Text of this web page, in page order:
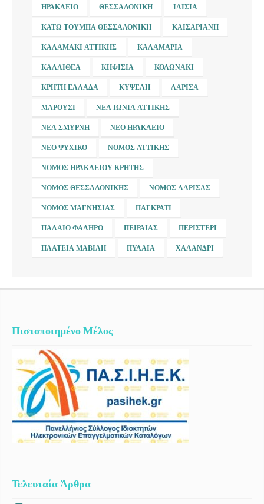
ΗΡΆΚΛΕΙΟ ΘΕΣΣΑΛΟΝΊΚΗ ΙΛΊΣΙΑ
ΚΆΤΩ ΤΟΎΜΠΑ ΘΕΣΣΑΛΟΝΊΚΗ ΚΑΙΣΑΡΙΑΝΉ
ΚΑΛΑΜΆΚΙ ΑΤΤΙΚΉΣ ΚΑΛΑΜΑΡΙΆ
ΚΑΛΛΙΘΈΑ ΚΗΦΙΣΙΆ ΚΟΛΩΝΆΚΙ
ΚΡΉΤΗ ΕΛΛΆΔΑ ΚΥΨΈΛΗ ΛΆΡΙΣΑ
ΜΑΡΟΎΣΙ ΝΈΑ ΙΩΝΊΑ ΑΤΤΙΚΉΣ
ΝΈΑ ΣΜΎΡΝΗ ΝΈΟ ΗΡΆΚΛΕΙΟ
ΝΈΟ ΨΥΧΙΚΌ ΝΟΜΌΣ ΑΤΤΙΚΉΣ
ΝΟΜΌΣ ΗΡΑΚΛΕΊΟΥ ΚΡΉΤΗΣ
ΝΟΜΌΣ ΘΕΣΣΑΛΟΝΊΚΗΣ ΝΟΜΌΣ ΛΆΡΙΣΑΣ
ΝΟΜΌΣ ΜΑΓΝΗΣΊΑΣ ΠΑΓΚΡΆΤΙ
ΠΑΛΑΙΌ ΦΆΛΗΡΟ ΠΕΙΡΑΙΆΣ ΠΕΡΙΣΤΈΡΙ
ΠΛΑΤΕΊΑ ΜΑΒΊΛΗ ΠΥΛΑΊΑ ΧΑΛΆΝΔΡΙ
Πιστοποιημένο Μέλος
Τελευταία Άρθρα